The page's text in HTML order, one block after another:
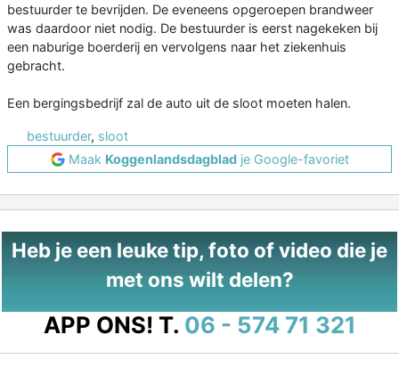
bestuurder te bevrijden. De eveneens opgeroepen brandweer
was daardoor niet nodig. De bestuurder is eerst nagekeken bij
een naburige boerderij en vervolgens naar het ziekenhuis
gebracht.
Een bergingsbedrijf zal de auto uit de sloot moeten halen.
bestuurder, sloot
Maak Koggenlandsdagbladje Google-favoriet
Heb je een leuke tip, foto of video die je
met ons wilt delen?
APP ONS! T. 06 - 574 71 321